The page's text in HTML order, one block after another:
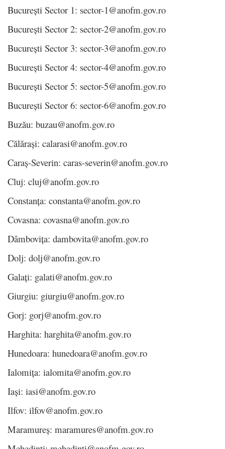
București Sector 1: sector-1@anofm.gov.ro
București Sector 2: sector-2@anofm.gov.ro
București Sector 3: sector-3@anofm.gov.ro
București Sector 4: sector-4@anofm.gov.ro
București Sector 5: sector-5@anofm.gov.ro
București Sector 6: sector-6@anofm.gov.ro
Buzău: buzau@anofm.gov.ro
Călărași: calarasi@anofm.gov.ro
Caraș-Severin: caras-severin@anofm.gov.ro
Cluj: cluj@anofm.gov.ro
Constanța: constanta@anofm.gov.ro
Covasna: covasna@anofm.gov.ro
Dâmbovița: dambovita@anofm.gov.ro
Dolj: dolj@anofm.gov.ro
Galați: galati@anofm.gov.ro
Giurgiu: giurgiu@anofm.gov.ro
Gorj: gorj@anofm.gov.ro
Harghita: harghita@anofm.gov.ro
Hunedoara: hunedoara@anofm.gov.ro
Ialomița: ialomita@anofm.gov.ro
Iași: iasi@anofm.gov.ro
Ilfov: ilfov@anofm.gov.ro
Maramureș: maramures@anofm.gov.ro